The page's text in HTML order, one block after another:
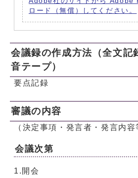
ロード（無償）してください。
会議録の作成方法（全文記
音テープ）
要点記録
審議の内容
（決定事項・発言者・発言内容
会議次第
1.開会